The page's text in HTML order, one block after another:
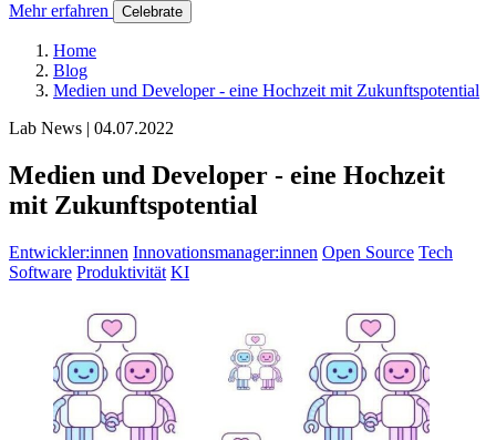
Mehr erfahren Celebrate
Home
Blog
Medien und Developer - eine Hochzeit mit Zukunftspotential
Lab News | 04.07.2022
Medien und Developer - eine Hochzeit
mit Zukunftspotential
Entwickler:innen Innovationsmanager:innen Open Source Tech
Software Produktivität KI